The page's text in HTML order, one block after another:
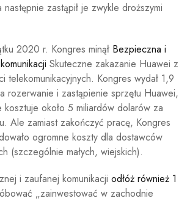
zastąpił je zwykle droższymi
2020 r. Kongres minął Bezpieczna i
Skuteczne zakazanie Huawei z
telekomunikacyjnych. Kongres wydał 1,9
rozerwanie i zastąpienie sprzętu Huawei,
około 5 miliardów dolarów za
Ale zamiast zakończyć pracę, Kongres
ogromne koszty dla dostawców
(szczególnie małych, wiejskich).
i zaufanej komunikacji odłóż również 1
„zainwestować w zachodnie